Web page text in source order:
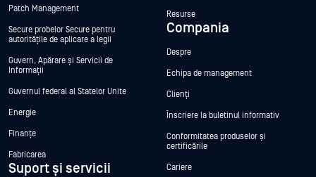
Patch Management
Secure probelor Secure pentru
autoritățile de aplicare a legii
Guvern, Apărare și Servicii de
Informații
Guvernul federal al Statelor Unite
Energie
Finanțe
Fabricarea
Suport și servicii
Resurse
Compania
Despre
Echipa de management
Clienți
Înscriere la buletinul informativ
Conformitatea produselor și
certificările
Cariere